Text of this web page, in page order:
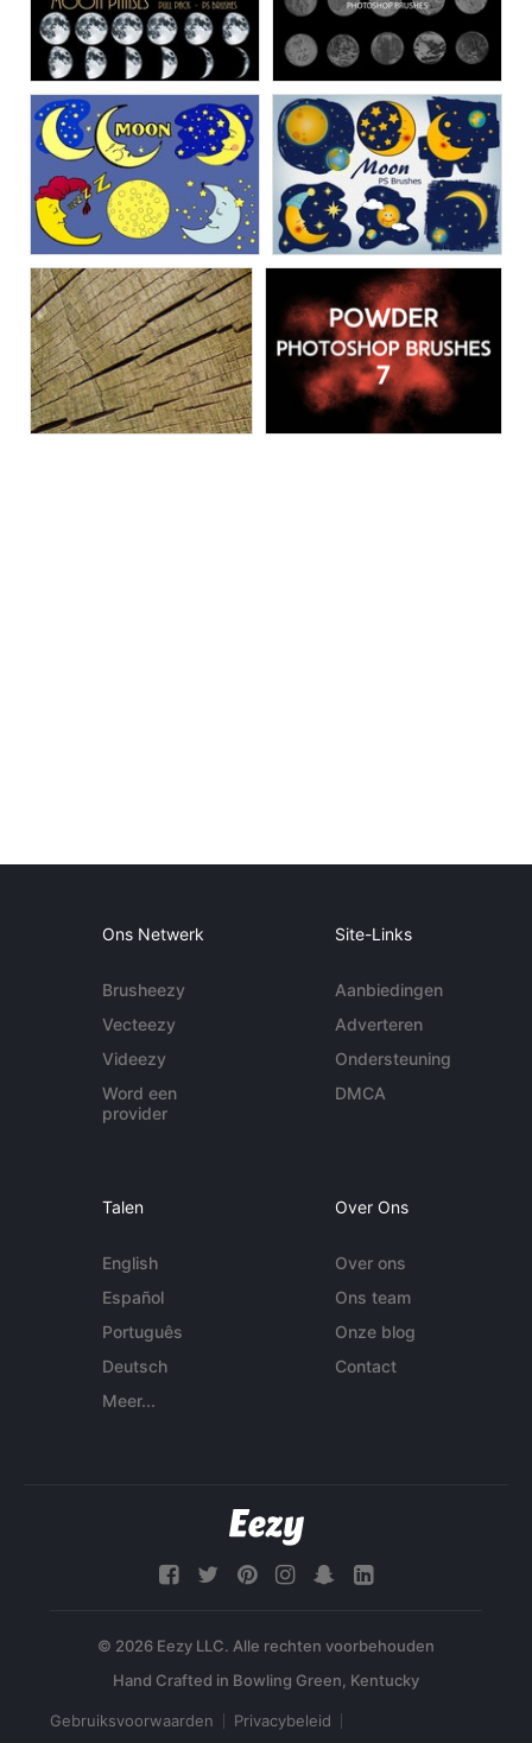
Ons Netwerk
Brusheezy
Vecteezy
Videezy
Word een
provider
Site-Links
Aanbiedingen
Adverteren
Ondersteuning
DMCA
Talen
English
Español
Português
Deutsch
Meer...
Over Ons
Over ons
Ons team
Onze blog
Contact
© 2026 Eezy LLC. Alle rechten voorbehouden
Gebruiksvoorwaarden Privacybeleid